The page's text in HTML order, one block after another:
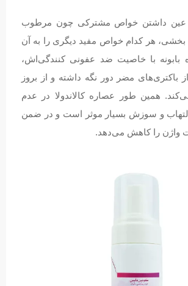
عین داشتن خواص مشترکی چون مرطوب
هر کدام خواص مفید دیگری را به آن
بابونه با خاصیت ضد عفونی کنندگی‌اش،
باکتری‌های مضر دور نگه داشته و از بروز
همین طور عصاره کالاندولا در عدم
و سوزش بسیار موثر است و در ضمن
واژن را کاهش می‌دهد.